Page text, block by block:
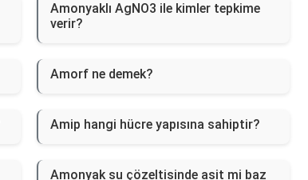
Amonyaklı AgNO3 ile kimler tepkime
verir?
Amorf ne demek?
Amip hangi hücre yapısına sahiptir?
Amonyak su çözeltisinde asit mi baz